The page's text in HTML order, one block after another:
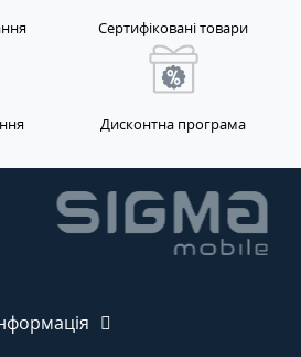
Сертифіковані товари
Дисконтна програма